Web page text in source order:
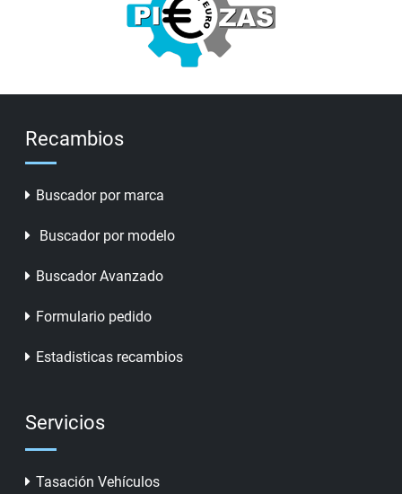
Recambios
Buscador por marca
Buscador por modelo
Buscador Avanzado
Formulario pedido
Estadisticas recambios
Servicios
Tasación Vehículos